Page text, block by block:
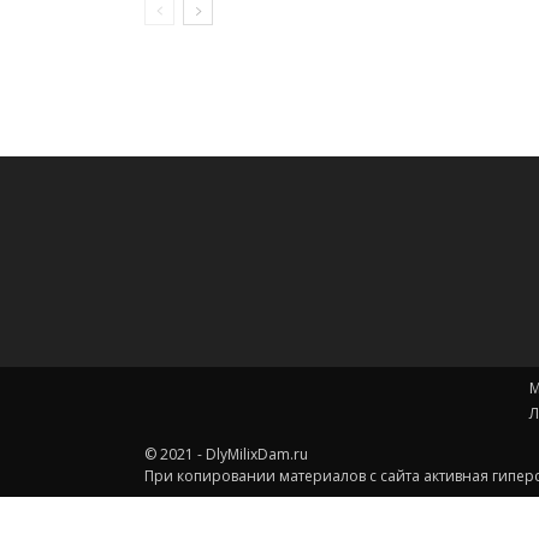
© 2021 - DlyMilixDam.ru
При копировании материалов с сайта активная